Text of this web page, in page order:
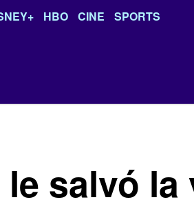
HBO CINE SPORTS
salvó la